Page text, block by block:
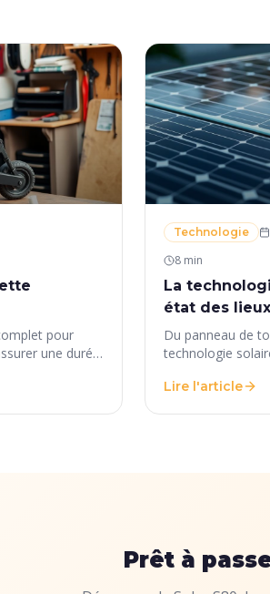
pour
une durée
Technologie
8 min
La
état des lieux
Du panneau de
technologie
innovations
Lire l'article
Prêt à